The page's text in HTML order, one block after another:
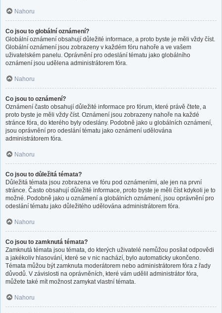
Nahoru
Co jsou to globální oznámení?
Globální oznámení obsahují důležité informace, a proto byste je měli vždy číst.
Globální oznámení jsou zobrazeny v každém fóru nahoře a ve vašem
uživatelském panelu. Oprávnění pro odeslání tématu jako globálního
oznámení jsou udělena administrátorem fóra.
Nahoru
Co jsou to oznámení?
Oznámení často obsahují důležité informace pro fórum, které právě čtete, a
proto byste je měli vždy číst. Oznámení jsou zobrazeny nahoře na každé
stránce fóra, do kterého byly odeslány. Podobně jako u globálních oznámení,
jsou oprávnění pro odeslání tématu jako oznámení udělována
administrátorem fóra.
Nahoru
Co jsou to důležitá témata?
Důležitá témata jsou zobrazena ve fóru pod oznámeními, ale jen na první
stránce. Často obsahují důležité informace, proto byste je měli číst kdykoli je to
možné. Podobně jako u oznámení a globálních oznámení, jsou oprávnění pro
odeslání tématu jako důležitého udělována administrátorem fóra.
Nahoru
Co jsou to zamknutá témata?
Zamknutá témata jsou témata, do kterých uživatelé nemůžou posílat odpovědi
a jakékoliv hlasování, které se v nic nachází, bylo automaticky ukončeno.
Témata můžou být zamknuta moderátorem nebo administrátorem fóra z řady
důvodů. V závislosti na oprávněních, které vám udělil administrátor fóra,
můžete také mít možnost zamykat vlastní témata.
Nahoru